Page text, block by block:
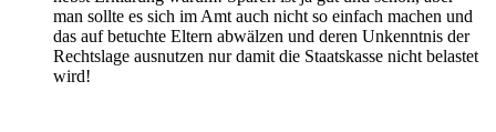
man sollte es sich im Amt auch nicht so einfach machen und
das auf betuchte Eltern abwälzen und deren Unkenntnis der
Rechtslage ausnutzen nur damit die Staatskasse nicht belastet
wird!